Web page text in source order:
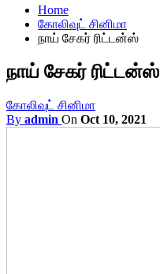
Home
கோலிவுட் சினிமா
நாய் சேகர் ரிட்டன்ஸ்
நாய் சேகர் ரிட்டன்ஸ்
கோலிவுட் சினிமா
By admin On Oct 10, 2021